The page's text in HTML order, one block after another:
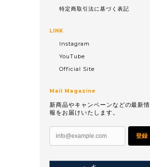
特定商取引法に基づく表記
LINK
Instagram
YouTube
Official Site
Mail Magazine
新商品やキャンペーンなどの最新情
報をお届けいたします。
登録